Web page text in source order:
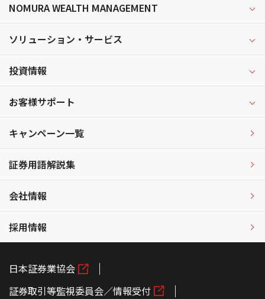
NOMURA WEALTH MANAGEMENT
ソリューション・サービス
投資情報
お客様サポート
キャンペーン一覧
証券用語解説集
会社情報
採用情報
日本証券業協会
証券取引等監視委員会／情報受付